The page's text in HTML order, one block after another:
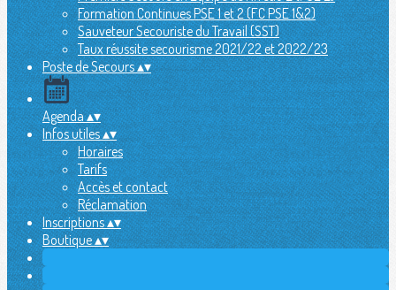
Formation Continues PSE 1 et 2 (FC PSE 1&2)
Sauveteur Secouriste du Travail (SST)
Taux réussite secourisme 2021/22 et 2022/23
Poste de Secours▴▾
Agenda▴▾
Infos utiles▴▾
Horaires
Tarifs
Accès et contact
Réclamation
Inscriptions▴▾
Boutique▴▾